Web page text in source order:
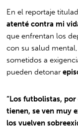
En el reportaje
atenté contra mi
que enfrentan los
con su salud
sometidos a
pueden detonar
“Los futbolistas,
tienen, se ven muy
los vuelven